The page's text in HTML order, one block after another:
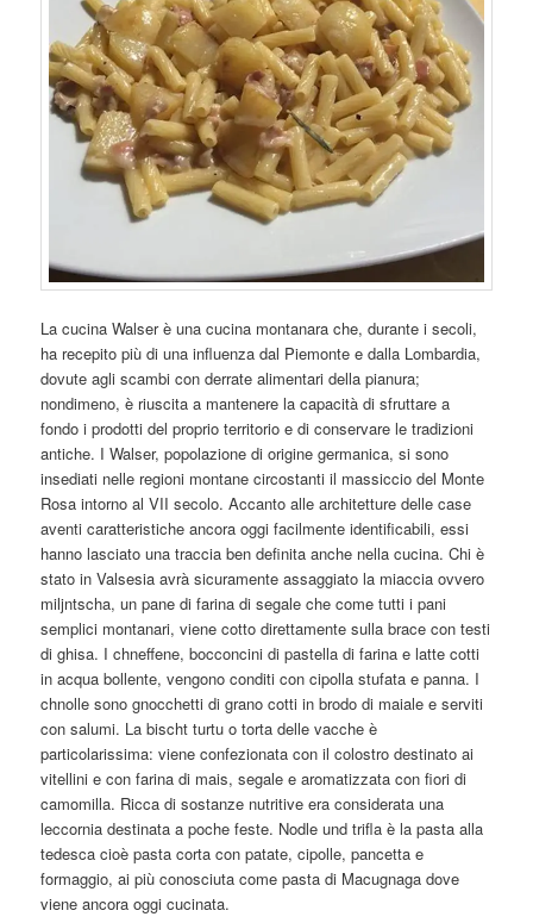
La cucina Walser è una cucina montanara che, durante i secoli,
ha recepito più di una influenza dal Piemonte e dalla Lombardia,
dovute agli scambi con derrate alimentari della pianura;
nondimeno, è riuscita a mantenere la capacità di sfruttare a
fondo i prodotti del proprio territorio e di conservare le tradizioni
antiche. I Walser, popolazione di origine germanica, si sono
insediati nelle regioni montane circostanti il massiccio del Monte
Rosa intorno al VII secolo. Accanto alle architetture delle case
aventi caratteristiche ancora oggi facilmente identificabili, essi
hanno lasciato una traccia ben definita anche nella cucina. Chi è
stato in Valsesia avrà sicuramente assaggiato la miaccia ovvero
miljntscha, un pane di farina di segale che come tutti i pani
semplici montanari, viene cotto direttamente sulla brace con testi
di ghisa. I chneffene, bocconcini di pastella di farina e latte cotti
in acqua bollente, vengono conditi con cipolla stufata e panna. I
chnolle sono gnocchetti di grano cotti in brodo di maiale e serviti
con salumi. La bischt turtu o torta delle vacche è
particolarissima: viene confezionata con il colostro destinato ai
vitellini e con farina di mais, segale e aromatizzata con fiori di
camomilla. Ricca di sostanze nutritive era considerata una
leccornia destinata a poche feste. Nodle und trifla è la pasta alla
tedesca cioè pasta corta con patate, cipolle, pancetta e
formaggio, ai più conosciuta come pasta di Macugnaga dove
viene ancora oggi cucinata.